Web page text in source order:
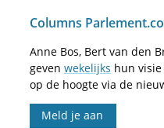
Columns
Anne Bos, Bert van den
geven wekelijks hun
op de hoogte via de
Meld je aan